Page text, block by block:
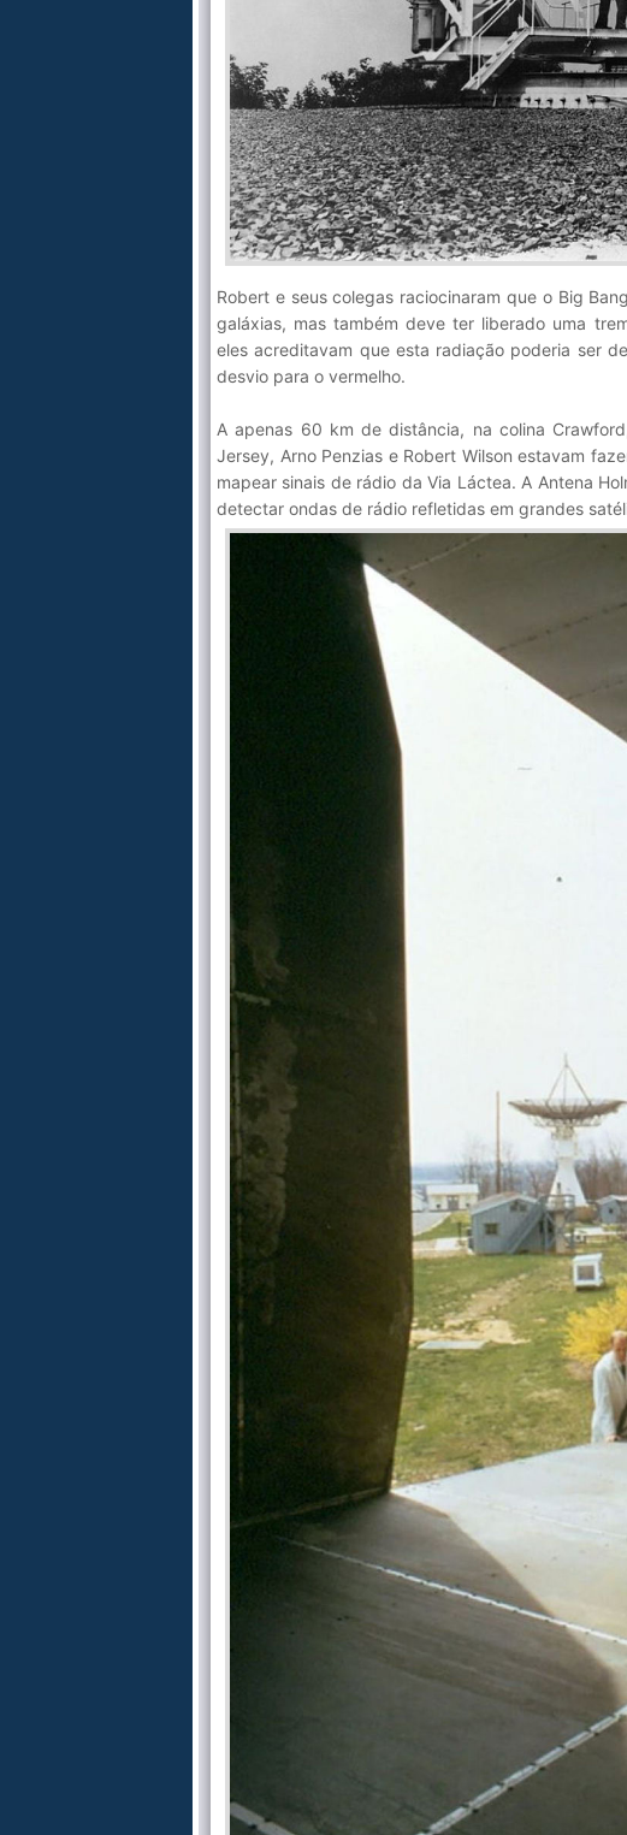
Robert e seus colegas raciocinaram que o Big
galáxias, mas também deve ter liberado uma
eles acreditavam que esta radiação poderia ser
desvio para o vermelho.
A apenas 60 km de distância, na colina
Jersey, Arno Penzias e Robert Wilson estavam
mapear sinais de rádio da Via Láctea. A Antena
detectar ondas de rádio refletidas em grandes